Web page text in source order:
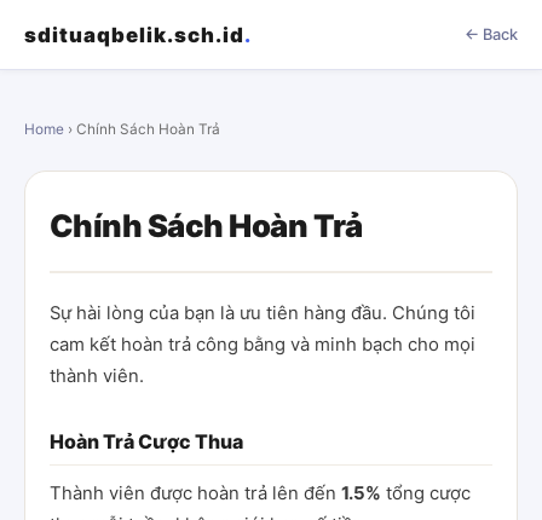
sdituaqbelik.sch.id. ← Back
Home › Chính Sách Hoàn Trả
Chính Sách Hoàn Trả
Sự hài lòng của bạn là ưu tiên hàng đầu. Chúng tôi
cam kết hoàn trả công bằng và minh bạch cho mọi
thành viên.
Hoàn Trả Cược Thua
Thành viên được hoàn trả lên đến 1.5% tổng cược